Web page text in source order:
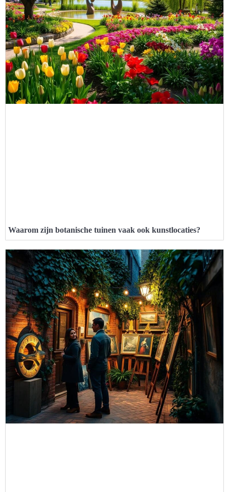
Waarom zijn botanische tuinen vaak ook kunstlocaties?